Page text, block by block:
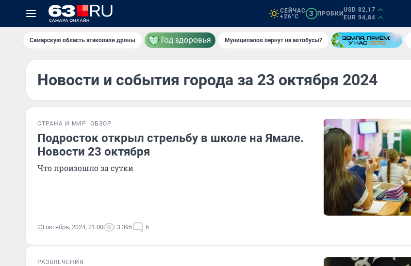
СЕЙЧАС
+26°C
3 ПРОБКИ
USD 82,17
EUR 94,84
Самарскую область атаковали дроны Муниципалов вернут на автобусы?
Новости и события города за 23 октября 2024
СТРАНА И МИР ОБЗОР
Подросток открыл стрельбу в школе на Ямале.
Новости 23 октября
Что произошло за сутки
23 октября, 2024, 21:00 3 395 6
РАЗВЛЕЧЕНИЯ